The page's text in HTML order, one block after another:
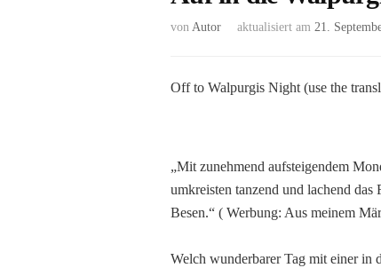
von Autor aktualisiert am 21.
Off to Walpurgis Night (use the
„Mit zunehmend aufsteigendem
umkreisten tanzend und lachend
Besen.“ ( Werbung: Aus meinem
Welch wunderbarer Tag mit einer in